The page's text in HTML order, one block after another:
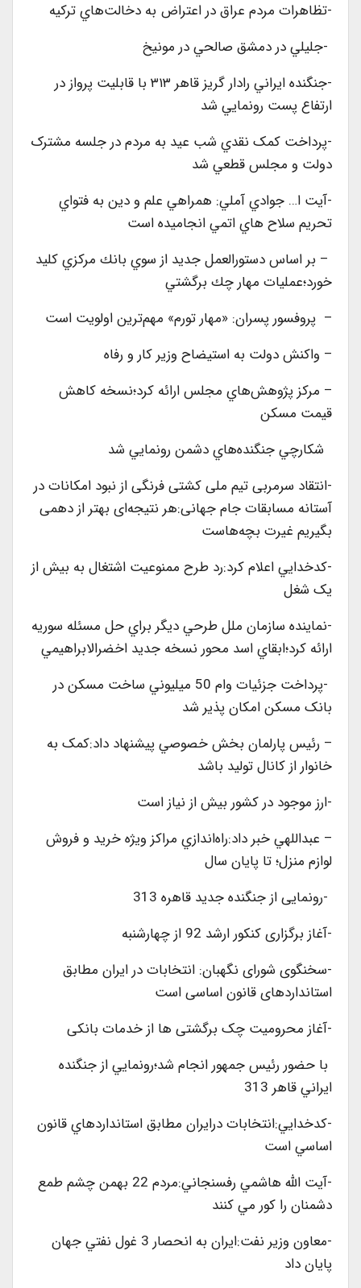
-تظاهرات مردم عراق در اعتراض به دخالت‌هاي تركيه
-جليلي در دمشق صالحي در مونيخ
-جنگنده ايراني رادار گريز قاهر ۳۱۳ با قابليت پرواز در
ارتفاع پست رونمايي شد
-پرداخت کمک نقدي شب عيد به مردم در جلسه مشترک
دولت و مجلس قطعي شد
-آيت ا… جوادي آملي: همراهي علم و دين به فتواي
تحريم سلاح هاي اتمي انجاميده است
– بر اساس دستورالعمل جديد از سوي بانك مركزي كليد
خورد؛عمليات مهار چك برگشتي
– پروفسور پسران: «مهار تورم» مهم‌ترين اولويت است
– واكنش دولت به استيضاح وزير كار و رفاه
– مركز پژوهش‌هاي مجلس ارائه كرد؛نسخه كاهش
قيمت مسكن
شکارچي جنگنده‌هاي دشمن رونمايي شد
-انتقاد سرمربی تیم ملی کشتی فرنگی از نبود امکانات در
آستانه مسابقات جام جهانی:هر نتیجه‌ای بهتر از دهمی
بگیريم غیرت بچه‌هاست
-کدخدايي اعلام کرد:رد طرح ممنوعيت اشتغال به بيش از
يک شغل
-نماينده سازمان ملل طرحي ديگر براي حل مسئله سوريه
ارائه كرد؛ابقاي اسد محور نسخه جديد اخضر‌الابراهيمي
-پرداخت جزئيات وام 50 ميليوني ساخت مسکن در
بانک مسکن امکان پذير شد
– رئيس پارلمان بخش خصوصي پيشنهاد داد:کمک به
‌خانوار از کانال توليد باشد
-ارز موجود در کشور بيش از نياز است
– عبداللهي خبر داد:راه‌اندازي مراکز ويژه خريد و فروش
لوازم منزل؛ تا پايان سال
-رونمایی از جنگنده جدید قاهره 313
-آغاز برگزاری کنکور ارشد 92 از چهارشنبه
-سخنگوی شورای نگهبان: انتخابات در ایران مطابق
استانداردهای قانون اساسی است
-آغاز محرومیت چک برگشتی ها از خدمات بانکی
با حضور رئيس جمهور انجام شد؛رونمايي از جنگنده
ايراني قاهر 313
-کدخدايي:انتخابات درايران مطابق استانداردهاي قانون
اساسي است
-آيت الله هاشمي رفسنجاني:مردم 22 بهمن چشم طمع
دشمنان را كور مي كنند
-معاون وزير نفت:ايران به انحصار 3 غول نفتي جهان
پايان داد